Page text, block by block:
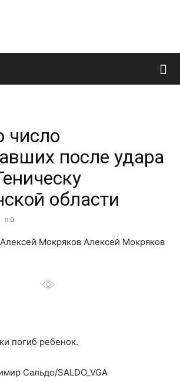
Французский
и
число
после удара
области
0
Мокряков Алексей Мокряков
погиб ребенок.
Сальдо/SALDO_VGA